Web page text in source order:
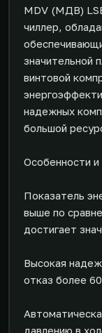
MDV (МДВ)
чиллер,
значительной
винтовой
надежных
большой
Особенности
Показатель
выше по
достигает
Высокая
отказ более
давлению в